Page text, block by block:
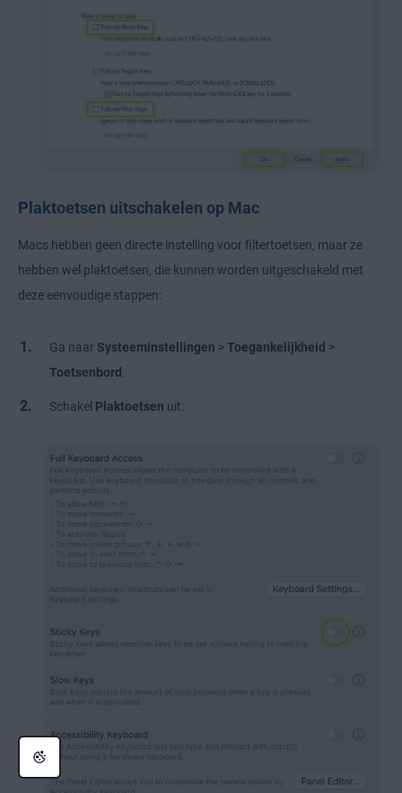
Plaktoetsen uitschakelen op Mac
Macs hebben geen directe instelling voor filtertoetsen, maar ze
hebben wel plaktoetsen, die kunnen worden uitgeschakeld met
deze eenvoudige stappen:
Ga naar Systeeminstellingen > Toegankelijkheid >
Toetsenbord
Schakel Plaktoetsen uit.